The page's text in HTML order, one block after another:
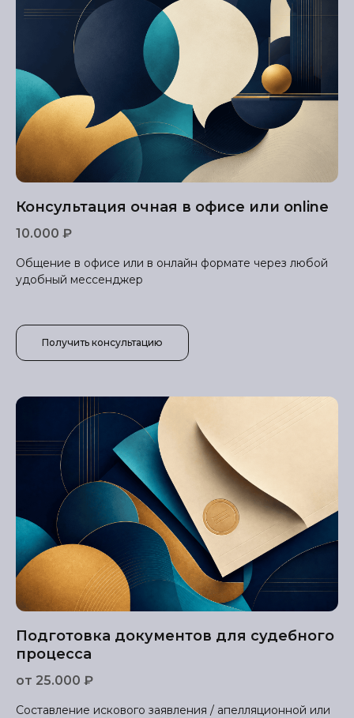
Консультация очная в офисе или online
10.000 ₽
Общение в офисе или в онлайн формате через любой
удобный мессенджер
Получить консультацию
Подготовка документов для судебного
процесса
от 25.000 ₽
Составление искового заявления / апелляционной или